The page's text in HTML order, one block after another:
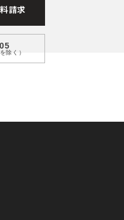
請求
除く）